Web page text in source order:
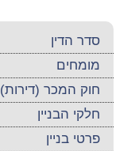
סדר הדין
מומחים
חוק המכר (דירות)
חלקי הבניין
פרטי בניין